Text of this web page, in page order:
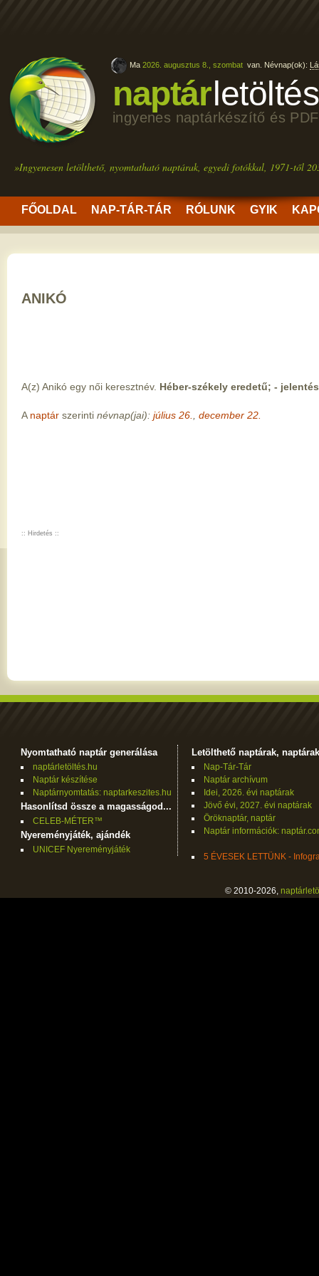
naptárletöltés
ingyenes naptárkészítő és
»Ingyenesen letölthető, nyomtatható naptárak, egyedi fotókkal, 1971-től
FŐOLDAL NAP-TÁR-TÁR RÓLUNK GYIK
Ma 2026. augusztus 8., szombat van. Névnap(ok):
ANIKÓ
A(z) Anikó egy női keresztnév. Héber-székely eredetű; -
A naptár szerinti névnap(jai): július 26. december 22.
:: Hirdetés ::
Nyomtatható naptár generálása
naptárletöltés.hu
Naptár készítése
Naptárnyomtatás: naptarkeszites.hu
Hasonlítsd össze a magasságod...
CELEB-MÉTER™
Nyereményjáték, ajándék
UNICEF Nyereményjáték
Letölthető naptárak, naptárak
Nap-Tár-Tár
Naptár archívum
Idei, 2026. évi naptárak
Jövő évi, 2027. évi naptárak
Öröknaptár, naptár
Naptár információk:
5 ÉVESEK LETTÜNK -
© 2010-2026,